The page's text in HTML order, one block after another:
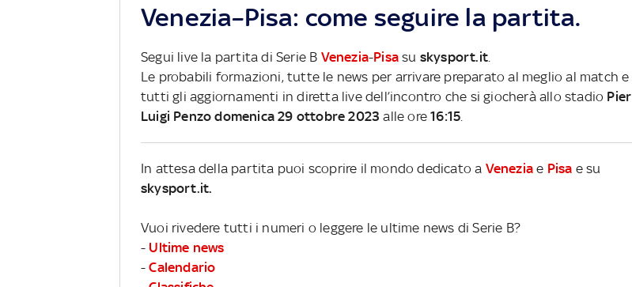
Venezia–Pisa: come seguire la partita.
Segui live la partita di Serie B Venezia-Pisa su skysport.it
Le probabili formazioni, tutte le news per arrivare preparato al meglio al match e
tutti gli aggiornamenti in diretta live dell’incontro che si giocherà allo stadio Pier
Luigi Penzo domenica 29 ottobre 2023 alle ore16:15
In attesa della partita puoi scoprire il mondo dedicato a Venezia e Pisa e su
skysport.it.
Vuoi rivedere tutti i numeri o leggere le ultime news di Serie B?
- Ultime news
-Calendario